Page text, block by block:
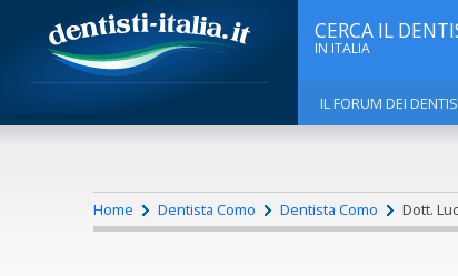
CERCA IL
IN ITALIA
IL FORUM DEI
Home Dentista Como Dentista Como Dott.